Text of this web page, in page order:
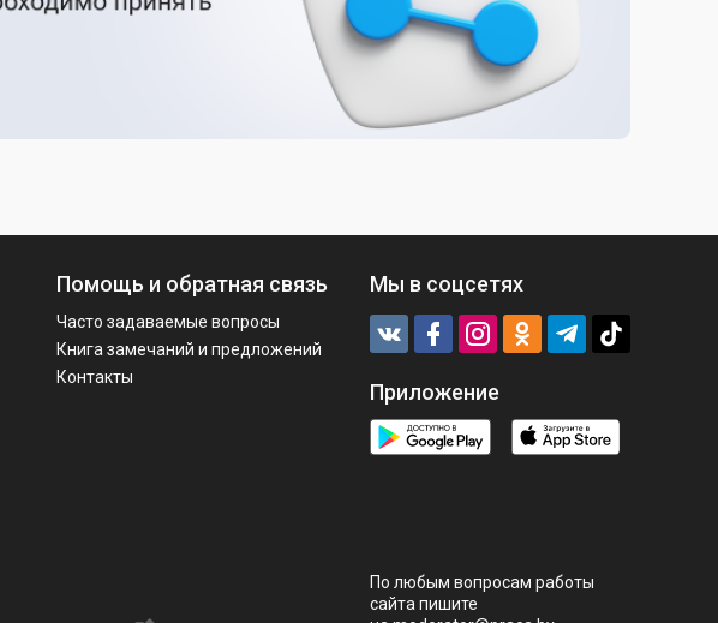
Помощь и обратная связь
Часто задаваемые вопросы
Книга замечаний и предложений
Контакты
Мы в соцсетях
Приложение
По любым вопросам работы
сайта пишите